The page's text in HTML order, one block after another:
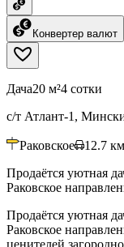
Конвертер валют
Дача20 м²4 сотки
с/т Атлант-1,
Раковское 12.7
Продаётся уютная
Раковское
Продаётся уютная
Раковское
ценителей